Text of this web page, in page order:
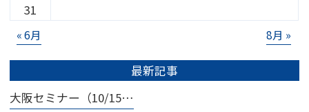
« 6月 8月 »
31
最新記事
大阪セミナー（10/15…